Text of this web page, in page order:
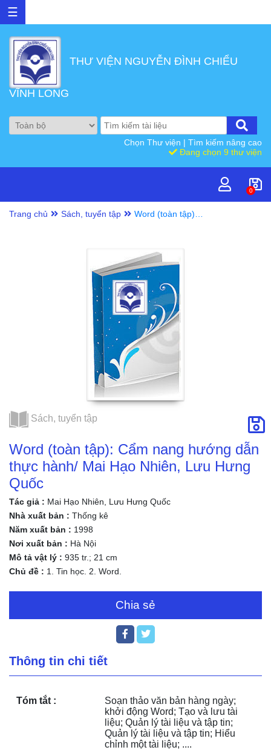
☰
THƯ VIỆN NGUYỄN ĐÌNH CHIỂU
VĨNH LONG
Chọn Thư viện | Tìm kiếm nâng cao
Đang chọn 9 thư viện
0
Trang chủ Sách, tuyển tập
Word (toàn tập):
Lưu Hưng Quốc
Sách, tuyển tập
Word (toàn tập): Cẩm nang hướng dẫn
thực hành/ Mai Hạo Nhiên, Lưu Hưng
Quốc
Tác giả : Mai Hạo Nhiên, Lưu Hưng Quốc
Nhà xuất bản : Thống kê
Năm xuất bản : 1998
Nơi xuất bản : Hà Nội
Mô tả vật lý : 935 tr.; 21 cm
Chủ đề : 1. Tin học. 2. Word.
Chia sẻ
Thông tin chi tiết
Tóm tắt :
Soạn thảo văn bản hàng ngày;
khởi động Word; Tạo và lưu tài
liệu; Quản lý tài liệu và tập tin;
Quản lý tài liệu và tập tin; Hiểu
chỉnh một tài liệu; ....